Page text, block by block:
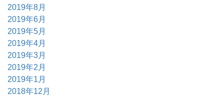
2019年8月
2019年6月
2019年5月
2019年4月
2019年3月
2019年2月
2019年1月
2018年12月